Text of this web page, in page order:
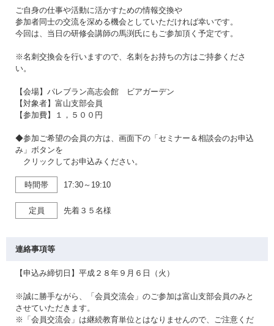
ご自身の仕事や活動に活かすための情報交換や
参加者同士の交流を深める機会としていただければ幸いです。
今回は、当日の研修会講師の馬渕氏にもご参加頂く予定です。
※名刺交換会を行いますので、名刺をお持ちの方はご持参くださ
い。
【会場】パレブラン高志会館 ビアガーデン
【対象者】富山支部会員
【参加費】１，５００円
◆参加ご希望の会員の方は、画面下の「セミナー＆相談会のお申込
み」ボタンを
クリックしてお申込みください。
時間帯 17:30～19:10
定員 先着３５名様
連絡事項等
【申込み締切日】平成２８年９月６日（火）
※誠に勝手ながら、「会員交流会」のご参加は富山支部会員のみと
させていただきます。
※「会員交流会」は継続教育単位とはなりませんので、ご注意くだ